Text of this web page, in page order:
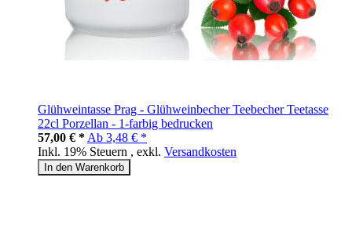
Glühweintasse Prag - Glühweinbecher Teebecher Teetasse
22cl Porzellan - 1-farbig bedrucken
57,00 € * Ab 3,48 € *
Inkl. 19% Steuern , exkl. Versandkosten
In den Warenkorb